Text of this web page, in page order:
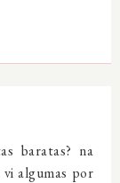
baratas? na
algumas por